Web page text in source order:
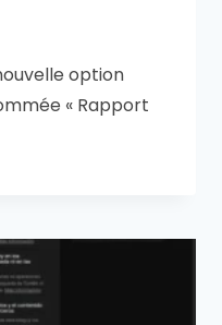
option
« Rapport